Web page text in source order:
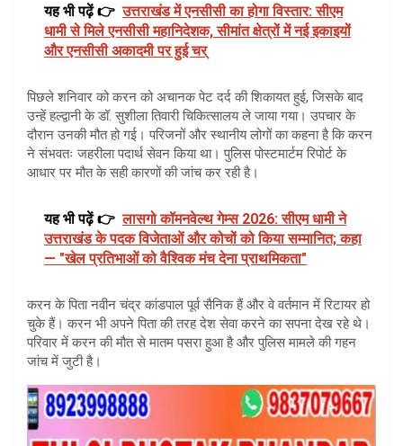
यह भी पढ़ें 👉 उत्तराखंड में एनसीसी का होगा विस्तार: सीएम
धामी से मिले एनसीसी महानिदेशक, सीमांत क्षेत्रों में नई इकाइयों
और एनसीसी अकादमी पर हुई चर्
पिछले शनिवार को करन को अचानक पेट दर्द की शिकायत हुई, जिसके बाद
उन्हें हल्द्वानी के डॉ. सुशीला तिवारी चिकित्सालय ले जाया गया। उपचार के
दौरान उनकी मौत हो गई। परिजनों और स्थानीय लोगों का कहना है कि करन
ने संभवतः जहरीला पदार्थ सेवन किया था। पुलिस पोस्टमार्टम रिपोर्ट के
आधार पर मौत के सही कारणों की जांच कर रही है।
यह भी पढ़ें 👉 लासगो कॉमनवेल्थ गेम्स 2026: सीएम धामी ने
उत्तराखंड के पदक विजेताओं और कोचों को किया सम्मानित; कहा
— "खेल प्रतिभाओं को वैश्विक मंच देना प्राथमिकता"
करन के पिता नवीन चंद्र कांडपाल पूर्व सैनिक हैं और वे वर्तमान में रिटायर हो
चुके हैं। करन भी अपने पिता की तरह देश सेवा करने का सपना देख रहे थे।
परिवार में करन की मौत से मातम पसरा हुआ है और पुलिस मामले की गहन
जांच में जुटी है।